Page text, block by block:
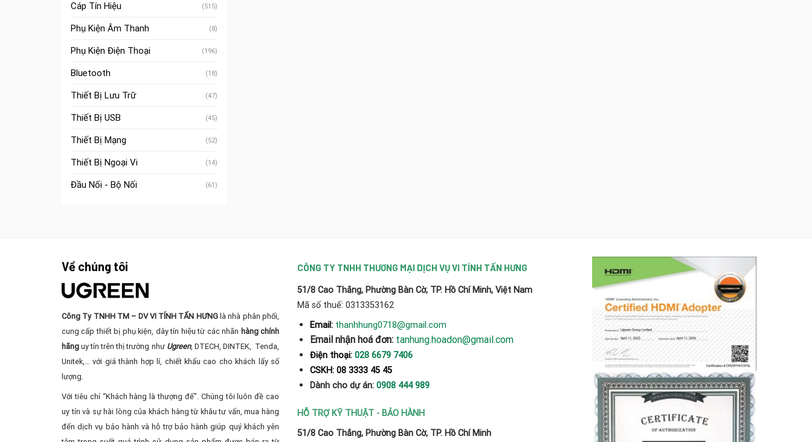
Cáp Tín Hiệu (515)
Phụ Kiện Âm Thanh (8)
Phụ Kiện Điện Thoại (196)
Bluetooth (18)
Thiết Bị Lưu Trữ (47)
Thiết Bị USB (45)
Thiết Bị Mạng (52)
Thiết Bị Ngoại Vi (14)
Đầu Nối - Bộ Nối (61)
Về chúng tôi
Công Ty TNHH TM – DV VI TÍNH TẤN HƯNGlà nhà phân phối,
cung cấp thiết bị phụ kiện, dây tín hiệu từ các nhãn hàng chính
hãng uy tín trên thị trường như Ugreen, DTECH, DINTEK, Tenda,
Unitek,… với giá thành hợp lí, chiết khấu cao cho khách lấy số
lượng.
Với tiêu chí “Khách hàng là thượng đế”. Chúng tôi luôn đề cao
uy tín và sự hài lòng của khách hàng từ khâu tư vấn, mua hàng
đến dịch vụ bảo hành và hỗ trợ bảo hành giúp quý khách yên
CÔNG TY TNHH THƯƠNG MẠI DỊCH VỤ VI TÍNH TẤN HƯNG
51/8 Cao Thắng, Phường Bàn Cờ, TP. Hồ Chí Minh, Việt Nam
Mã số thuế: 0313353162
Email: thanhhung0718@gmail.com
Email nhận hoá đơn: tanhung.hoadon@gmail.com
Điện thoại: 028 6679 7406
CSKH: 08 3333 45 45
Dành cho dự án: 0908 444 989
HỖ TRỢ KỸ THUẬT - BẢO HÀNH
51/8 Cao Thắng, Phường Bàn Cờ, TP. Hồ Chí Minh